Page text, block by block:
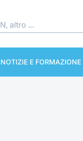
NOTIZIE E FORMAZIONE